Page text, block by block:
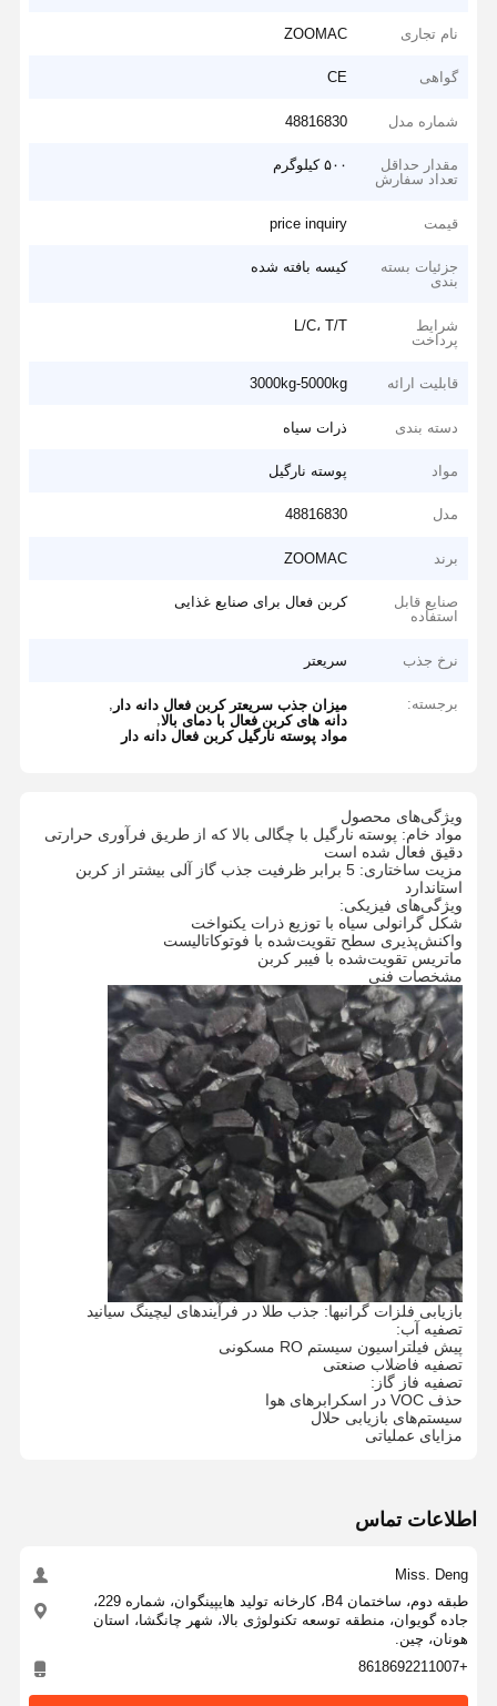
خونه
نام تجاری ZOOMAC
گواهی CE
شماره مدل 48816830
مقدار حداقل
تعداد سفارش
۵۰۰ کیلوگرم
قیمت price inquiry
جزئیات بسته
بندی
کیسه بافته شده
شرایط
پرداخت
L/C، T/T
قابلیت ارائه 3000kg-5000kg
دسته بندی ذرات سیاه
مواد پوسته نارگیل
مدل 48816830
برند ZOOMAC
صنایع قابل
استفاده
کربن فعال برای صنایع غذایی
نرخ جذب سریعتر
برجسته: میزان جذب سریعتر کربن فعال دانه دار ,
دانه های کربن فعال با دمای بالا,
مواد پوسته نارگیل کربن فعال دانه دار
ویژگی‌های محصول
مواد خام: پوسته نارگیل با چگالی بالا که از طریق فرآوری حرارتی
دقیق فعال شده است
مزیت ساختاری: 5 برابر ظرفیت جذب گاز آلی بیشتر از کربن
استاندارد
ویژگی‌های فیزیکی:
شکل گرانولی سیاه با توزیع ذرات یکنواخت
واکنش‌پذیری سطح تقویت‌شده با فوتوکاتالیست
ماتریس تقویت‌شده با فیبر کربن
مشخصات فنی
بازیابی فلزات گرانبها: جذب طلا در فرآیندهای لیچینگ سیانید
تصفیه آب:
پیش فیلتراسیون سیستم RO مسکونی
تصفیه فاضلاب صنعتی
تصفیه فاز گاز:
حذف VOC در اسکرابرهای هوا
سیستم‌های بازیابی حلال
مزایای عملیاتی
اطلاعات تماس
Miss. Deng
طبقه دوم، ساختمان B4، کارخانه تولید هایپینگوان، شماره 229،
جاده گویوان، منطقه توسعه تکنولوژی بالا، شهر چانگشا، استان
هونان، چین.
+8618692211007